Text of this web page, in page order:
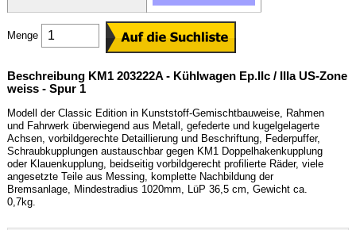
Menge
Beschreibung KM1 203222A - Kühlwagen Ep.IIc / IIIa US-Zone
weiss - Spur 1
Modell der Classic Edition in Kunststoff-Gemischtbauweise, Rahmen
und Fahrwerk überwiegend aus Metall, gefederte und kugelgelagerte
Achsen, vorbildgerechte Detaillierung und Beschriftung, Federpuffer,
Schraubkupplungen austauschbar gegen KM1 Doppelhakenkupplung
oder Klauenkupplung, beidseitig vorbildgerecht profilierte Räder, viele
angesetzte Teile aus Messing, komplette Nachbildung der
Bremsanlage, Mindestradius 1020mm, LüP 36,5 cm, Gewicht ca.
0,7kg.